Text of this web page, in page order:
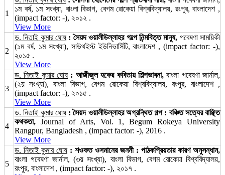
1
১ম বর্ষ, ১ম সংখ্যা, বাংলা বিভাগ, বেগম রোকেয়া বিশ্ববিদ্যালয়, রংপুর, বাংলাদেশ ,
(impact factor: -), ২০১২ .
View More
2
ড. নিতাই কুমার ঘোষ : সৈয়দ ওয়ালীউল্লাহর গল্পে নিন্মবিত্ত মানুষ, গবেষণা সাময়িকী
(১ম বর্ষ, ১ম সংখ্যা), সাউথইস্ট ইউনিভার্সিটি, বাংলাদেশ , (impact factor: -),
২০১৫ .
View More
3
ড. নিতাই কুমার ঘোষ : আজীজুল হকের কবিতায় শিল্পভাবনা,বাংলা গবেষণা জার্নাল,
(২য় সংখ্যা), বাংলা বিভাগ, বেগম রোকেয়া বিশ্ববিদ্যালয়, রংপুর, বাংলাদেশ ,
(impact factor: -), ২০১৫ .
View More
4
ড. নিতাই কুমার ঘোষ : সৈয়দ ওয়ালীউল্লাহর অগ্রন্থিত গল্প : বঞ্চিত সত্যের বাঞ্ছিত
কথকতা, Journal of Arts, Vol. 1, Begum Rokeya University
Rangpur, Bangladesh , (impact factor: -), 2016 .
View More
5
ড. নিতাই কুমার ঘোষ : শওকত ওসমানের জননী : পাঠকপ্রিয়তার কারণ অনুসন্ধান,
বাংলা গবেষণা জার্নাল, (৩য় সংখ্যা), বাংলা বিভাগ, বেগম রোকেয়া বিশ্ববিদ্যালয়,
রংপুর, বাংলাদেশ , (impact factor: -), ২০১৭ .